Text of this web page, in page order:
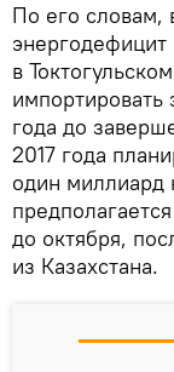
По его словам,
в
импортировать
года до
2017 года
один миллиард
до октября,
из Казахстана.